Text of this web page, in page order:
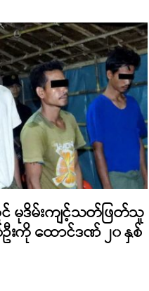
င် မုဒိမ်းကျင့်သတ်ဖြတ်သူ
ကို ထောင်ဒဏ် ၂၀ နှစ်